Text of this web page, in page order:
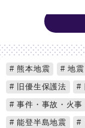
熊本地震 地震
旧優生保護法
事件・事故・火事
能登半島地震